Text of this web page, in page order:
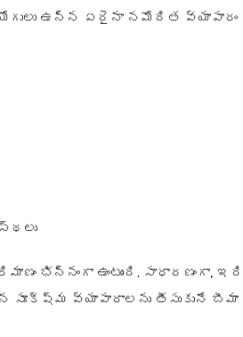
ఉన్న ఏదైనా నమోదిత
ఉంటుంది. సాధారణంగా, ఇది 7
సూక్ష్మ వ్యాపారాలను తీసుకునే బీమా